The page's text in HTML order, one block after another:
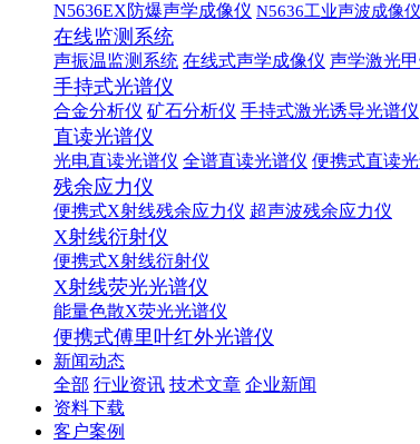
N5636EX防爆声学成像仪 N5636工业声波成像仪
在线监测系统
声振温监测系统 在线式声学成像仪 声学激光
手持式光谱仪
合金分析仪 矿石分析仪 手持式激光诱导光谱仪
直读光谱仪
光电直读光谱仪 全谱直读光谱仪 便携式直读
残余应力仪
便携式X射线残余应力仪 超声波残余应力仪
X射线衍射仪
便携式X射线衍射仪
X射线荧光光谱仪
能量色散X荧光光谱仪
便携式傅里叶红外光谱仪
新闻动态
全部 行业资讯 技术文章 企业新闻
资料下载
客户案例